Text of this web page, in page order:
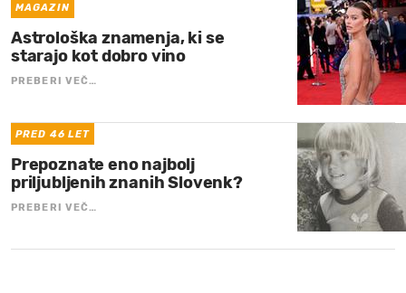
MAGAZIN
Astrološka znamenja, ki se
starajo kot dobro vino
PREBERI VEČ…
PRED 46 LET
Prepoznate eno najbolj
priljubljenih znanih Slovenk?
PREBERI VEČ…